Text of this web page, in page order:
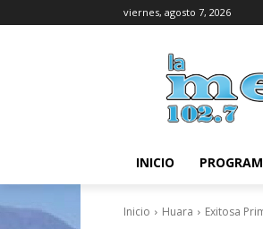
viernes, agosto 7, 2026
INICIO
Inicio Huara Exitosa